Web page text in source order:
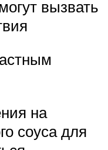
вызвать
на
соуса для